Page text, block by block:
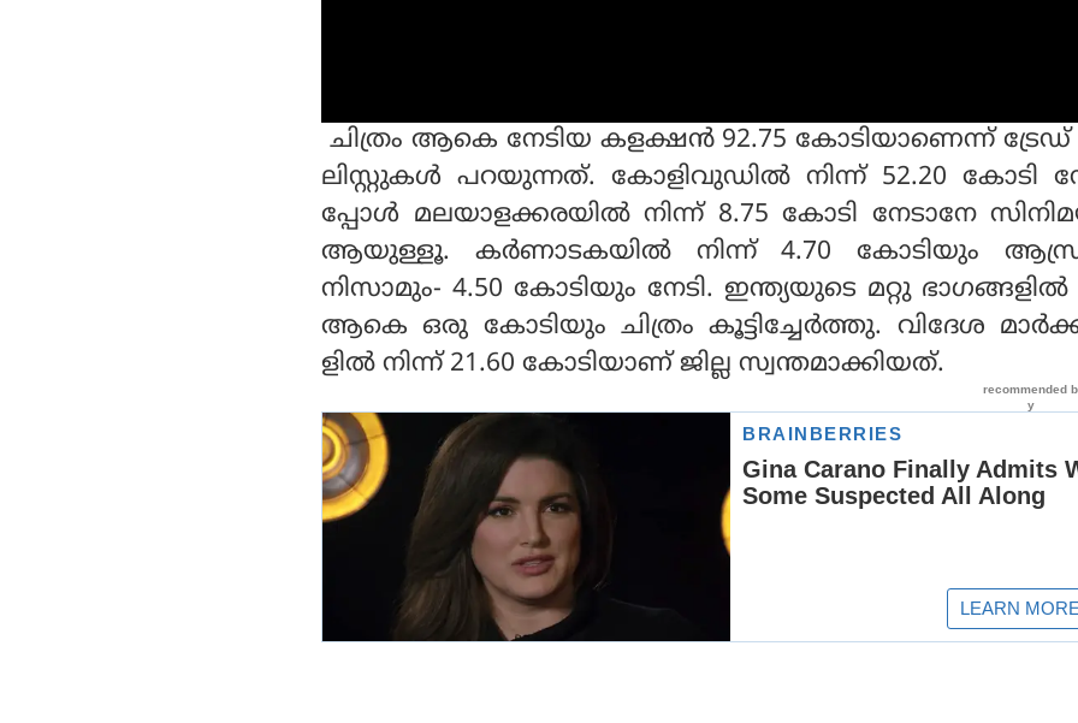
ചിത്രം ആകെ നേടിയ കളക്ഷന്‍ 92.75 കോടിയാണെന്ന്
ലിസ്റ്റുകള്‍ പറയുന്നത്. കോളിവുഡില്‍ നിന്ന് 52.20 കോടി
പ്പോള്‍ മലയാളക്കരയില്‍ നിന്ന് 8.75 കോടി നേടാനേ
ആയുള്ളൂ. കര്‍ണാടകയില്‍ നിന്ന് 4.70 കോടിയും
നിസാമും- 4.50 കോടിയും നേടി. ഇന്ത്യയുടെ മറ്റു ഭാഗങ്ങളില്‍
ആകെ ഒരു കോടിയും ചിത്രം കൂട്ടിച്ചേര്‍ത്തു. വിദേശ
ളില്‍ നിന്ന് 21.60 കോടിയാണ് ജില്ല സ്വന്തമാക്കിയത്.